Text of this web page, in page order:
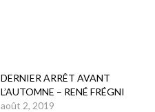
DERNIER ARRÊT AVANT
L’AUTOMNE – RENÉ FRÉGNI
août 2, 2019